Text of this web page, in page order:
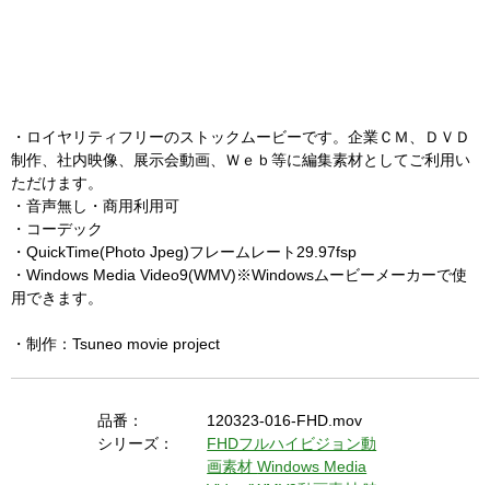
・ロイヤリティフリーのストックムービーです。企業ＣＭ、ＤＶＤ
制作、社内映像、展示会動画、Ｗｅｂ等に編集素材としてご利用い
ただけます。
・音声無し・商用利用可
・コーデック
・QuickTime(Photo Jpeg)フレームレート29.97fsp
・Windows Media Video9(WMV)※Windowsムービーメーカーで使
用できます。
・制作：Tsuneo movie project
品番：
120323-016-FHD.mov
シリーズ：
FHDフルハイビジョン動
画素材Windows Media